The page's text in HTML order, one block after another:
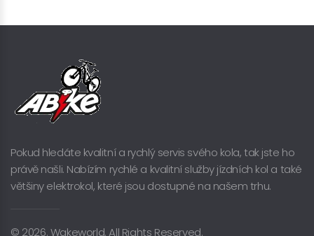
Pokud hledáte kvalitní a rychlý servis svého kola, tak jste ho
právě našli. Nabízím rychlé a kvalitní služby jízdních kol a také
většiny elektrokol, které jsou dostupné na našem trhu.
© 2026. Wakeworld. All Rights Reserved.